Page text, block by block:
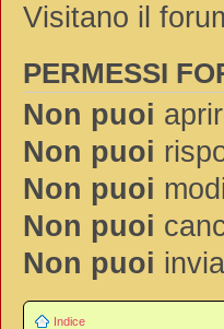
Visitano il
PERMESSI
Non puoi
Non puoi
Non puoi
Non puoi
Non puoi
Indice